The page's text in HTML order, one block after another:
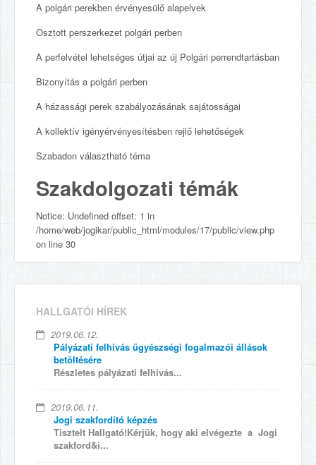
A polgári perekben érvényesülő alapelvek
Osztott perszerkezet polgári perben
A perfelvétel lehetséges útjai az új Polgári perrendtartásban
Bizonyítás a polgári perben
A házassági perek szabályozásának sajátosságai
A kollektív igényérvényesítésben rejlő lehetőségek
Szabadon választható téma
Szakdolgozati témák
Notice: Undefined offset: 1 in
/home/web/jogikar/public_html/modules/17/public/view.php
on line 30
HALLGATÓI HÍREK
2019.06.12.
Pályázati felhívás ügyészségi fogalmazói állások
betöltésére
Részletes pályázati felhívás...
2019.06.11.
Jogi szakfordító képzés
Tisztelt Hallgató!Kérjük, hogy aki elvégezte a Jogi
szakford&i...